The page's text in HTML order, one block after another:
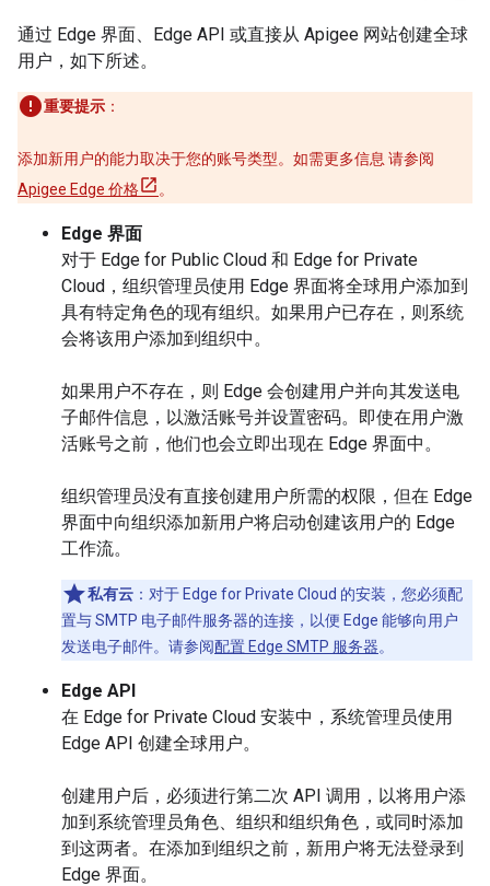
通过 Edge 界面、Edge API 或直接从 Apigee 网站创建全球
用户，如下所述。
重要提示 ：
添加新用户的能力取决于您的账号类型。如需更多信息 请参阅
Apigee Edge 价格
。
Edge 界面
对于 Edge for Public Cloud 和 Edge for Private
Cloud，组织管理员使用 Edge 界面将全球用户添加到
具有特定角色的现有组织。如果用户已存在，则系统
会将该用户添加到组织中。
如果用户不存在，则 Edge 会创建用户并向其发送电
子邮件信息，以激活账号并设置密码。即使在用户激
活账号之前，他们也会立即出现在 Edge 界面中。
组织管理员没有直接创建用户所需的权限，但在 Edge
界面中向组织添加新用户将启动创建该用户的 Edge
工作流。
私有云 ：对于 Edge for Private Cloud 的安装，您必须配
置与 SMTP 电子邮件服务器的连接，以便 Edge 能够向用户
发送电子邮件。请参阅配置 Edge SMTP 服务器。
Edge API
在 Edge for Private Cloud 安装中，系统管理员使用
Edge API 创建全球用户。
创建用户后，必须进行第二次 API 调用，以将用户添
加到系统管理员角色、组织和组织角色，或同时添加
到这两者。在添加到组织之前，新用户将无法登录到
Edge 界面。